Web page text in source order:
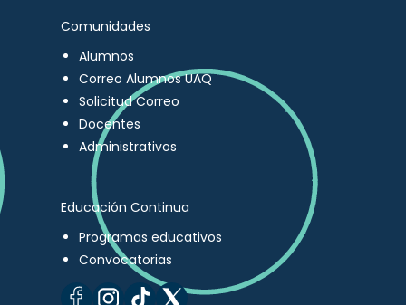
Comunidades
Alumnos
Correo Alumnos UAQ
Solicitud Correo
Docentes
Administrativos
Educación Continua
Programas educativos
Convocatorias